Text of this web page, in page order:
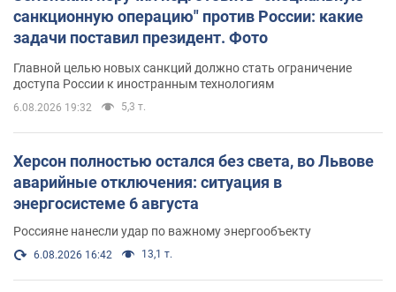
санкционную операцию" против России: какие
задачи поставил президент. Фото
Главной целью новых санкций должно стать ограничение
доступа России к иностранным технологиям
6.08.2026 19:32 5,3 т.
Херсон полностью остался без света, во Львове
аварийные отключения: ситуация в
энергосистеме 6 августа
Россияне нанесли удар по важному энергообъекту
6.08.2026 16:42 13,1 т.